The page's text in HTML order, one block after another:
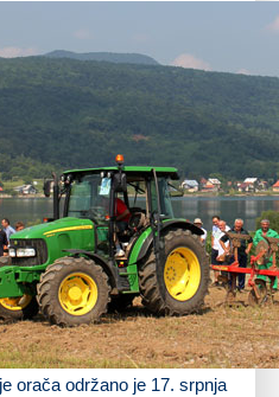
orača održano je 17. srpnja